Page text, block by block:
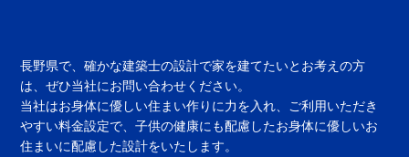
長野県で、確かな建築士の設計で家を建てたいとお考えの方
は、ぜひ当社にお問い合わせください。
当社はお身体に優しい住まい作りに力を入れ、ご利用いただき
やすい料金設定で、子供の健康にも配慮したお身体に優しいお
住まいに配慮した設計をいたします。